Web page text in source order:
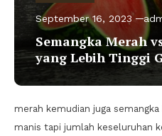
September 16, 2023
Semangka Merah
yang Lebih Tinggi
merah kemudian juga
manis tapi jumlah keseluruhan